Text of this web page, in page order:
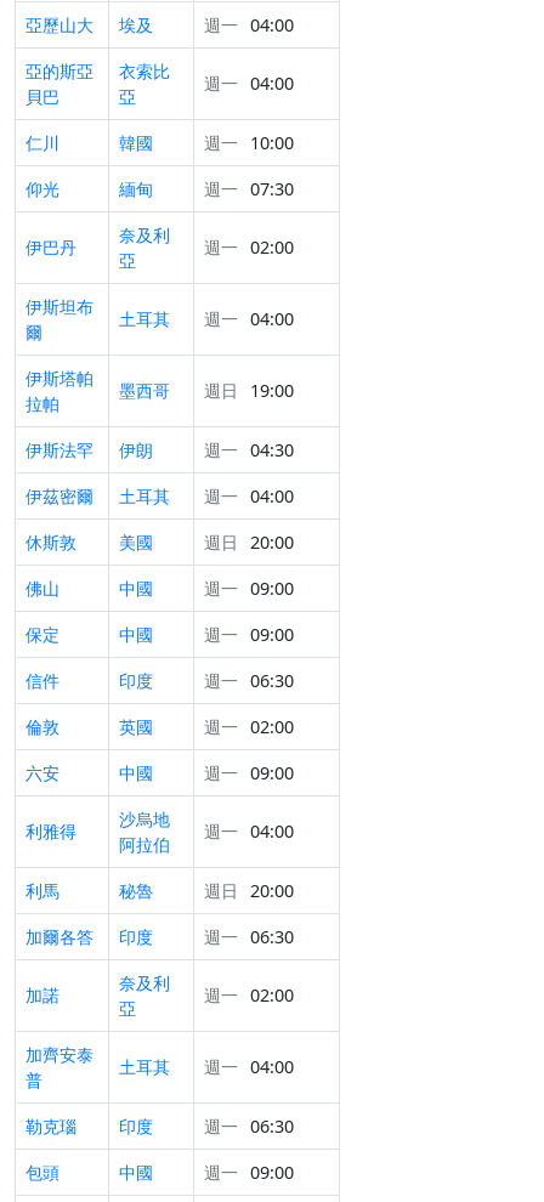
亞歷山大
埃及 週一 04:00
亞的斯亞
貝巴
衣索比
亞
週一 04:00
仁川 韓國 週一 10:00
仰光
緬甸 週一 07:30
伊巴丹
奈及利
亞
週一 02:00
伊斯坦布
爾
土耳其 週一 04:00
伊斯塔帕
拉帕
墨西哥 週日 19:00
伊斯法罕 伊朗 週一 04:30
伊茲密爾
土耳其 週一 04:00
休斯敦
美國 週日
20:00
佛山
中國 週一 09:00
保定
中國 週一 09:00
信件
印度 週一 06:30
倫敦
英國 週一 02:00
六安
中國 週一 09:00
利雅得
沙烏地
阿拉伯
週一 04:00
利馬 秘魯 週日
20:00
加爾各答
印度 週一 06:30
加諾
奈及利
亞
週一 02:00
加齊安泰
普
土耳其 週一 04:00
勒克瑙 印度 週一 06:30
包頭
中國 週一 09:00